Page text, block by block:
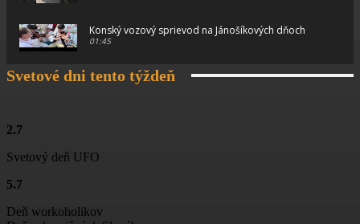
Konský vozový sprievod na Jánošíkových dňoch
01:45
Konský vozový sprievod na Jánošíkových dňoch
Svetové dni tento týždeň
2.7
Svetový deň UFO
5.7
Deň workoholikov